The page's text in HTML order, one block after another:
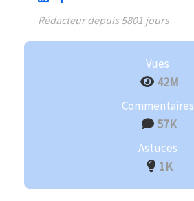
Rédacteur depuis 5801 jours
Vues
42M
Commentaires
57K
Astuces
1K